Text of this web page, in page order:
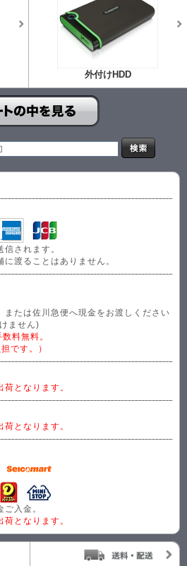
外付けHDD
されます。
渡ることはありません。
または佐川急便へ現金をお渡しください
ません)
料無料。
です。）
となります。
となります。
入金。
となります。